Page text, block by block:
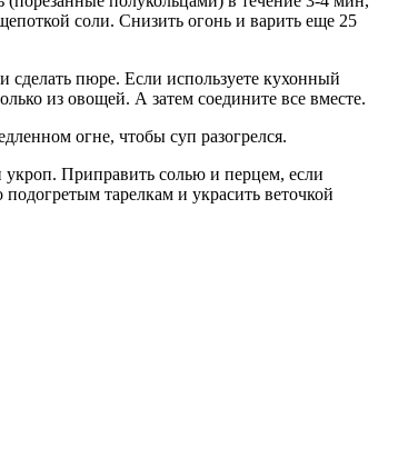
соли. Снизить огонь и варить еще 25
сделать пюре. Если используете кухонный
из овощей. А затем соедините все вместе.
огне, чтобы суп разогрелся.
Приправить солью и перцем, если
тарелкам и украсить веточкой